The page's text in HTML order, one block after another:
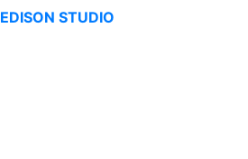
EDISON STUDIO